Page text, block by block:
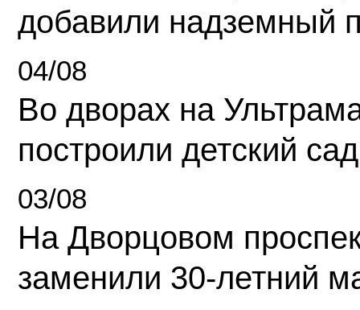
добавили надземный
04/08
Во дворах на
построили детский сад
03/08
На Дворцовом
заменили 30-летний